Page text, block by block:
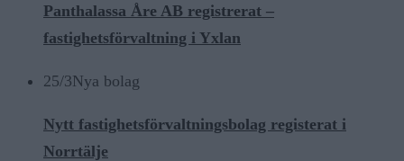
Panthalassa Åre AB registrerat –
fastighetsförvaltning i Yxlan
25/3Nya bolag
Nytt fastighetsförvaltningsbolag registerat i
Norrtälje